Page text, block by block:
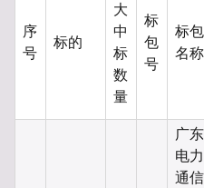
序
号
标的
大
中
标
数
量
标
包
号
标包
名称
广东
电力
通信